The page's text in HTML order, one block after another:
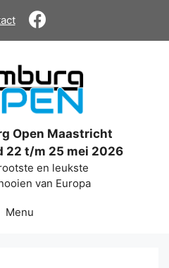
Open Maastricht
22 t/m 25 mei 2026
en leukste
van Europa
Menu